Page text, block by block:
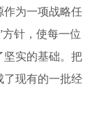
作为一项战略任
针，使每一位
坚实的基础。把
了现有的一批经